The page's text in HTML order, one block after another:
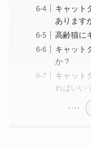
キャット
あります
高齢猫に
キャット
か？
キャット
ればいい